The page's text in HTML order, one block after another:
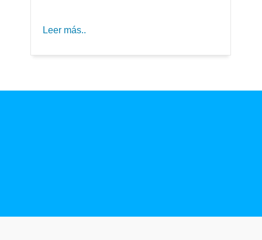
Leer más..